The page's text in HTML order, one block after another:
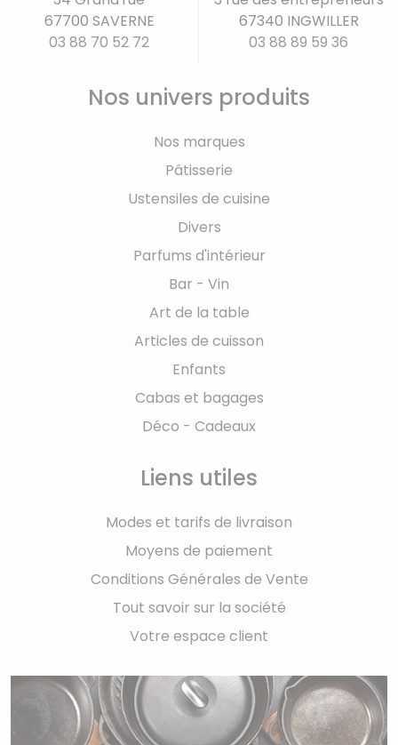
67700 SAVERNE
03 88 70 52 72
67340 INGWILLER
03 88 89 59 36
Nos univers produits
Nos marques
Pâtisserie
Ustensiles de cuisine
Divers
Parfums d'intérieur
Bar - Vin
Art de la table
Articles de cuisson
Enfants
Cabas et bagages
Déco - Cadeaux
Liens utiles
Modes et tarifs de livraison
Moyens de paiement
Conditions Générales de Vente
Tout savoir sur la société
Votre espace client